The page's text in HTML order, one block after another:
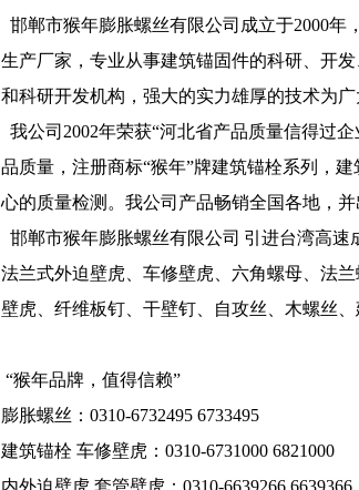
邯郸市猴年膨胀螺丝有限公司 成立于2000年
生产厂家，专业从事建筑锚固件的科研、开
和科研开发机构，强大的实力雄厚的技术为
我公司2002年荣获“河北省产品质量信得过
品质量，注册商标“猴年”牌建筑锚栓系列，
心的质量检测。我公司产品畅销全国各地，
邯郸市猴年膨胀螺丝有限公司 引进台湾高速
法兰式外迫壁虎、车修壁虎、六角螺母、法
壁虎、纤维板钉、干壁钉、自攻丝、木螺丝
“猴年品牌，值得信赖”
膨胀螺丝：0310-6732495 6733495
建筑锚栓 车修壁虎：0310-6731000 6821000
内外迫壁虎 套管壁虎：0310-6639266 6639366